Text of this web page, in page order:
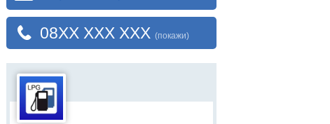
08XX XXX XXX (покажи)